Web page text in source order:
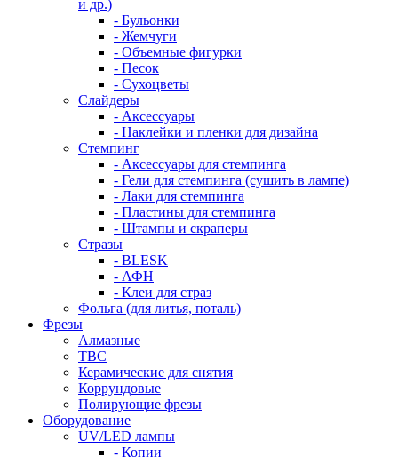
и др.)
- Бульонки
- Жемчуги
- Объемные фигурки
- Песок
- Сухоцветы
Слайдеры
- Аксессуары
- Наклейки и пленки для дизайна
Стемпинг
- Аксессуары для стемпинга
- Гели для стемпинга (сушить в лампе)
- Лаки для стемпинга
- Пластины для стемпинга
- Штампы и скраперы
Стразы
- BLESK
- АФН
- Клеи для страз
Фольга (для литья, поталь)
Фрезы
Алмазные
ТВС
Керамические для снятия
Коррундовые
Полирующие фрезы
Оборудование
UV/LED лампы
- Копии